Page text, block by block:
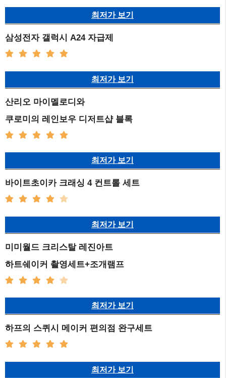
최저가 보기
삼성전자 갤럭시 A24 자급제
최저가 보기
산리오 마이멜로디와
쿠로미의 레인보우 디저트샵 블록
최저가 보기
바이트초이카 크래싱 4 컨트롤 세트
최저가 보기
미미월드 크리스탈 레진아트
하트쉐이커 촬영세트+조개램프
최저가 보기
하프의 스퀴시 메이커 편의점 완구세트
최저가 보기